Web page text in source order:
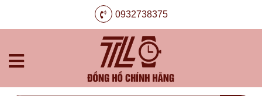
0932738375